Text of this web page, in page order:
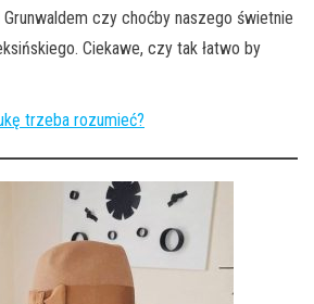
czy choćby naszego świetnie
Ciekawe, czy tak łatwo by
trzeba rozumieć?